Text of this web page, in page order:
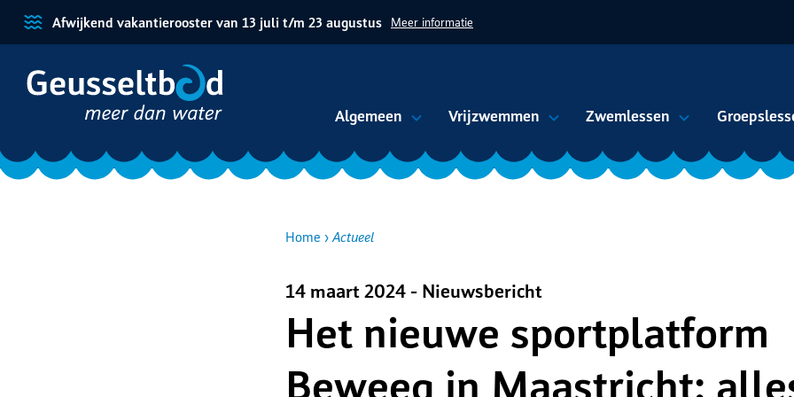
Afwijkend vakantierooster van 13 juli t/m 23 augustus Meer informatie
Algemeen Vrijzwemmen Zwemlessen
Kruimelpad
Home Actueel
14 maart 2024 - Nieuwsbericht
Het nieuwe sportplatform
Beweeg in Maastricht: